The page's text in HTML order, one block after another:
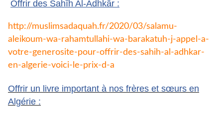
Offrir des Sahîh Al-Adhkâr :
http://muslimsadaquah.fr/2020/03/salamu-
aleikoum-wa-rahamtullahi-wa-barakatuh-j-appel-a-
votre-generosite-pour-offrir-des-sahih-al-adhkar-
en-algerie-voici-le-prix-d-a
Offrir un livre important à nos frères et sœurs en
Algérie :